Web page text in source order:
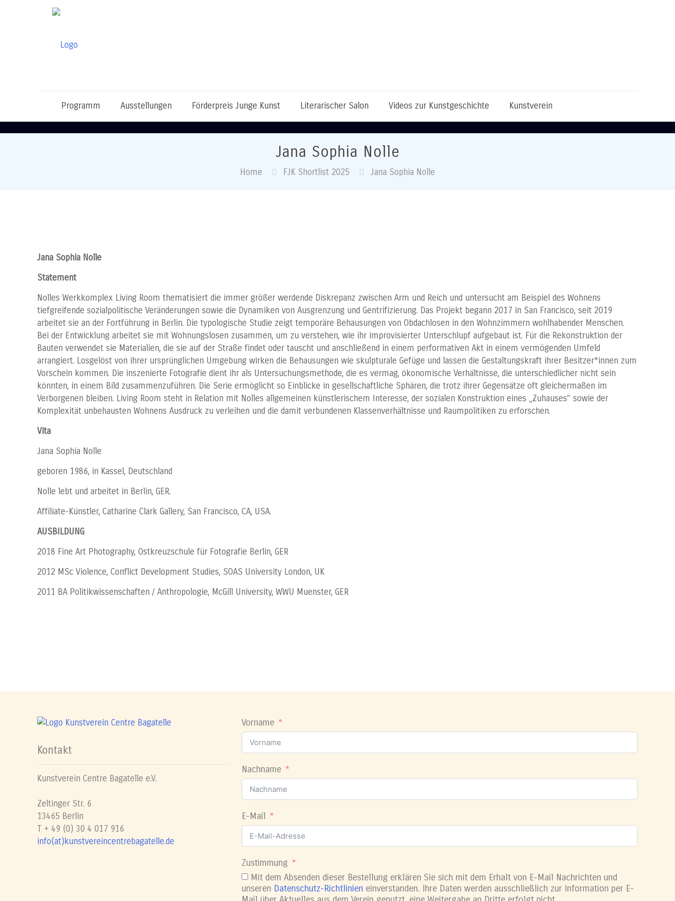
Programm Ausstellungen Förderpreis Junge Kunst Literarischer Salon Videos zur Kunstgeschichte Kunstverein
Jana Sophia Nolle
Home FJK Shortlist 2025 Jana Sophia Nolle
Jana Sophia Nolle
Statement
Nolles Werkkomplex Living Room thematisiert die immer größer werdende Diskrepanz zwischen Arm und Reich und untersucht am Beispiel des Wohnens
tiefgreifende sozialpolitische Veränderungen sowie die Dynamiken von Ausgrenzung und Gentrifizierung. Das Projekt begann 2017 in San Francisco, seit 2019
arbeitet sie an der Fortführung in Berlin. Die typologische Studie zeigt temporäre Behausungen von Obdachlosen in den Wohnzimmern wohlhabender Menschen.
Bei der Entwicklung arbeitet sie mit Wohnungslosen zusammen, um zu verstehen, wie ihr improvisierter Unterschlupf aufgebaut ist. Für die Rekonstruktion der
Bauten verwendet sie Materialien, die sie auf der Straße findet oder tauscht und anschließend in einem performativen Akt in einem vermögenden Umfeld
arrangiert. Losgelöst von ihrer ursprünglichen Umgebung wirken die Behausungen wie skulpturale Gefüge und lassen die Gestaltungskraft ihrer Besitzer*innen zum
Vorschein kommen. Die inszenierte Fotografie dient ihr als Untersuchungsmethode, die es vermag, ökonomische Verhältnisse, die unterschiedlicher nicht sein
könnten, in einem Bild zusammenzuführen. Die Serie ermöglicht so Einblicke in gesellschaftliche Sphären, die trotz ihrer Gegensätze oft gleichermaßen im
Verborgenen bleiben. Living Room steht in Relation mit Nolles allgemeinen künstlerischem Interesse, der sozialen Konstruktion eines „Zuhauses“ sowie der
Komplexität unbehausten Wohnens Ausdruck zu verleihen und die damit verbundenen Klassenverhältnisse und Raumpolitiken zu erforschen.
Vita
Jana Sophia Nolle
geboren 1986, in Kassel, Deutschland
Nolle lebt und arbeitet in Berlin, GER.
Affiliate-Künstler, Catharine Clark Gallery, San Francisco, CA, USA.
AUSBILDUNG
2018 Fine Art Photography, Ostkreuzschule für Fotografie Berlin, GER
2012 MSc Violence, Conflict Development Studies, SOAS University London, UK
2011 BA Politikwissenschaften / Anthropologie, McGill University, WWU Muenster, GER
Kontakt
Kunstverein Centre Bagatelle e.V.
Zeltinger Str. 6
13465 Berlin
T + 49 (0) 30 4 017 916
info(at)kunstvereincentrebagatelle.de
Vorname
Nachname
E-Mail
Zustimmung
Mit dem Absenden dieser Bestellung erklären Sie sich mit dem Erhalt von E-Mail Nachrichten und
unseren Datenschutz-Richtlinien einverstanden. Ihre Daten werden ausschließlich zur Information per E-